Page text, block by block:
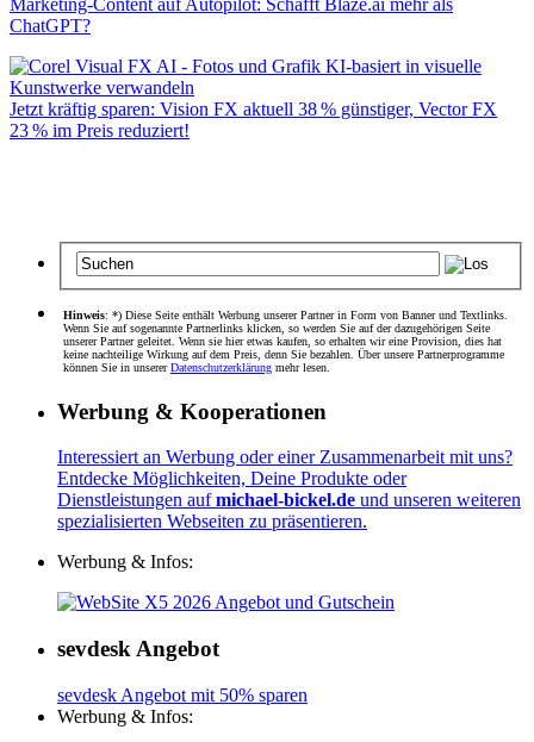
Marketing-Content auf Autopilot: Schafft Blaze.ai mehr als
ChatGPT?
Jetzt kräftig sparen: Vision FX aktuell 38 % günstiger, Vector FX
23 % im Preis reduziert!
Hinweis: *) Diese Seite enthält Werbung unserer Partner in Form von Banner und Textlinks.
Wenn Sie auf sogenannte Partnerlinks klicken, so werden Sie auf der dazugehörigen Seite
unserer Partner geleitet. Wenn sie hier etwas kaufen, so erhalten wir eine Provision, dies hat
keine nachteilige Wirkung auf dem Preis, denn Sie bezahlen. Über unsere Partnerprogramme
können Sie in unsererDatenschutzerklärung mehr lesen.
Werbung & Kooperationen
Interessiert an Werbung oder einer Zusammenarbeit mit uns?
Entdecke Möglichkeiten, Deine Produkte oder
Dienstleistungen aufmichael-bickel.de und unseren weiteren
spezialisierten Webseiten zu präsentieren.
Werbung & Infos:
sevdesk Angebot
sevdesk Angebot mit 50% sparen
Werbung & Infos: